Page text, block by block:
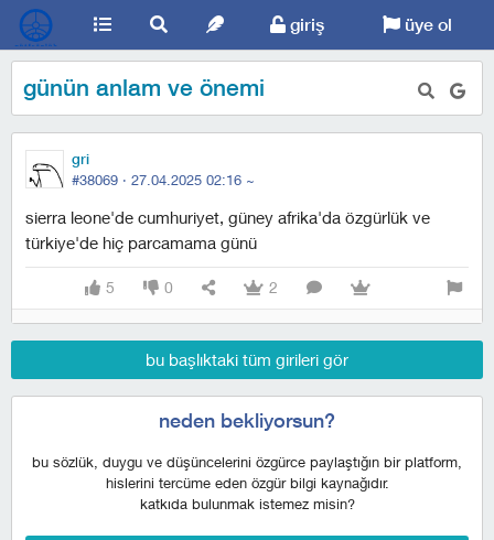
giriş üye ol
günün anlam ve önemi
gri
#38069 · 27.04.2025 02:16 ~
sierra leone'de cumhuriyet, güney afrika'da özgürlük ve
türkiye'de hiç parcamama günü
5 0 2
bu başlıktaki tüm girileri gör
neden bekliyorsun?
bu sözlük, duygu ve düşüncelerini özgürce paylaştığın bir platform,
hislerini tercüme eden özgür bilgi kaynağıdır.
katkıda bulunmak istemez misin?